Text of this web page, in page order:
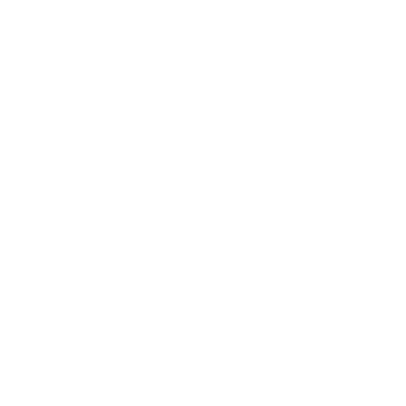
socializovat štěně,
vyrostl sebevědomý
→